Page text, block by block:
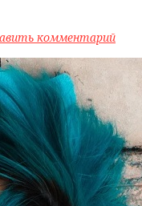
комментарий